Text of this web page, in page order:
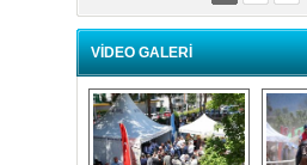
Nilüfer Menekli Buzcular
Siz Hiç Kelebeklerin Sesini
Duydunuz Mu?
VİDEO GALERİ